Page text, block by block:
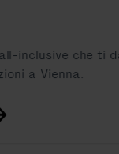
inclusive che ti
a Vienna.